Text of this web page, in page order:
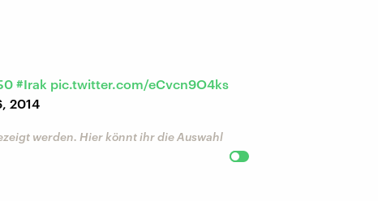
#Irak pic.twitter.com/eCvcn9O4ks
2014
werden. Hier könnt ihr die Auswahl